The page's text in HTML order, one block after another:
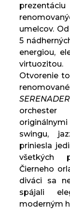
umelcov.
5
energiou,
virtuozitou.
Otvorenie
swingu,
priniesla
všetkých
Čierneho
diváci sa
spájali
moderným